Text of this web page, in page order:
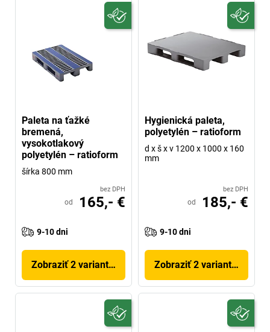
Paleta na ťažké
bremená,
vysokotlakový
polyetylén – ratioform
šírka 800 mm
bez DPH
od 165,- €
9-10 dni
Zobraziť 2 variantov
Hygienická paleta,
polyetylén – ratioform
d x š x v 1200 x 1000 x 160
mm
bez DPH
od 185,- €
9-10 dni
Zobraziť 2 variantov